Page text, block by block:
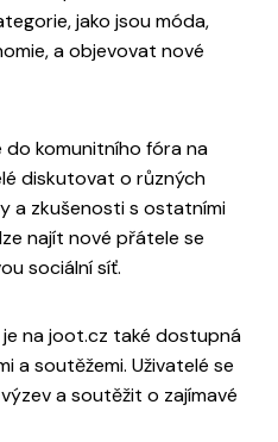
jako jsou móda,
a objevovat nové
do komunitního fóra na
diskutovat o různých
a zkušenosti s ostatními
najít nové přátele se
sociální síť.
na joot.cz také dostupná
a soutěžemi. Uživatelé se
a soutěžit o zajímavé